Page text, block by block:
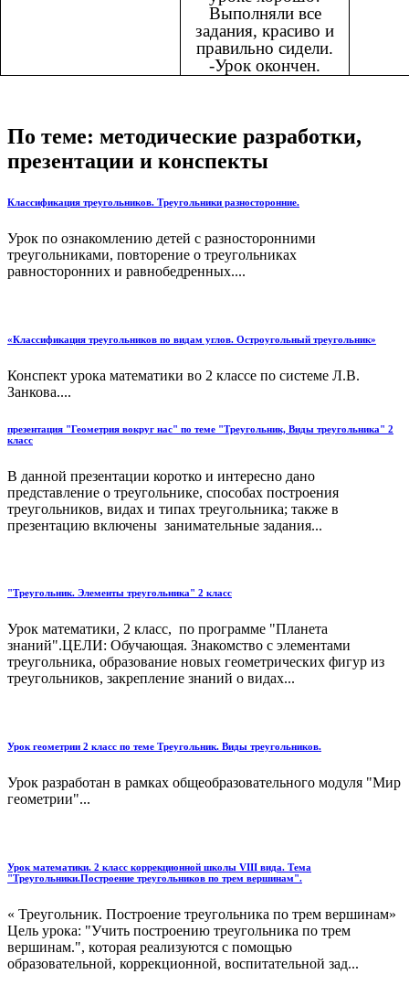
Выполняли все
задания, красиво и
правильно сидели.
-Урок окончен.
По теме: методические разработки,
презентации и конспекты
Классификация треугольников. Треугольники разносторонние.
Урок по ознакомлению детей с разносторонними
треугольниками, повторение о треугольниках
равносторонних и равнобедренных....
«Классификация треугольников по видам углов. Остроугольный треугольник»
Конспект урока математики во 2 классе по системе Л.В.
Занкова....
презентация "Геометрия вокруг нас" по теме "Треугольник, Виды треугольника" 2
класс
В данной презентации коротко и интересно дано
представление о треугольнике, способах построения
треугольников, видах и типах треугольника; также в
презентацию включены занимательные задания...
"Треугольник. Элементы треугольника" 2 класс
Урок математики, 2 класс, по программе "Планета
знаний".ЦЕЛИ: Обучающая. Знакомство с элементами
треугольника, образование новых геометрических фигур из
треугольников, закрепление знаний о видах...
Урок геометрии 2 класс по теме Треугольник. Виды треугольников.
Урок разработан в рамках общеобразовательного модуля "Мир
геометрии"...
Урок математики. 2 класс коррекционной школы VIII вида. Тема
"Треугольники.Построение треугольников по трем вершинам".
« Треугольник. Построение треугольника по трем вершинам»
Цель урока: "Учить построению треугольника по трем
вершинам.", которая реализуются с помощью
образовательной, коррекционной, воспитательной зад...